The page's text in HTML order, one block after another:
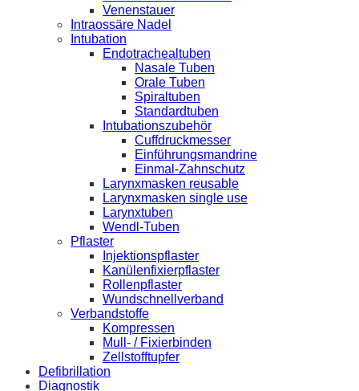
Venenstauer
Intraossäre Nadel
Intubation
Endotrachealtuben
Nasale Tuben
Orale Tuben
Spiraltuben
Standardtuben
Intubationszubehör
Cuffdruckmesser
Einführungsmandrine
Einmal-Zahnschutz
Larynxmasken reusable
Larynxmasken single use
Larynxtuben
Wendl-Tuben
Pflaster
Injektionspflaster
Kanülenfixierpflaster
Rollenpflaster
Wundschnellverband
Verbandstoffe
Kompressen
Mull- / Fixierbinden
Zellstofftupfer
Defibrillation
Diagnostik